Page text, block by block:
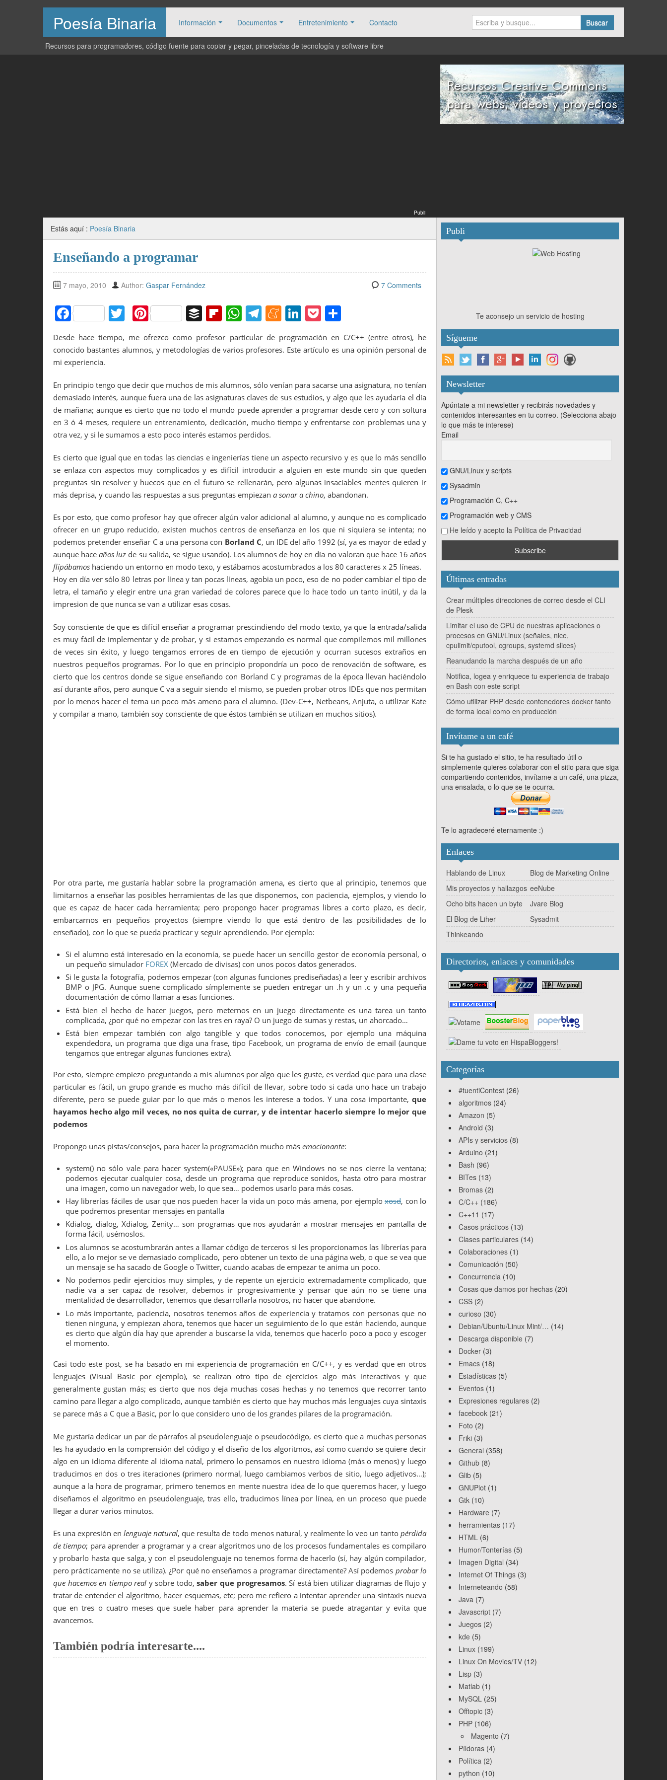
Poesía Binaria Información Documentos Entretenimiento Contacto Buscar
Recursos para programadores, código fuente para copiar y pegar, pinceladas de tecnología y software libre
Publi
Estás aquí : Poesía Binaria
Enseñando a programar
7 mayo, 2010 Author: Gaspar Fernández 7 Comments
F
a
c
e
b
o
o
k
T
itt
Pi
nt
er
e
B
uf
f
Fl
b
ar
d
W
h
at
s
p
p
T
el
e
a
m
M
n
a
m
e
Li
k
n
P
o
ck
o
m
tir
Desde hace tiempo, me ofrezco como profesor particular de programación en C/C++ (entre otros), he
conocido bastantes alumnos, y metodologías de varios profesores. Este artículo es una opinión personal de
mi experiencia.
En principio tengo que decir que muchos de mis alumnos, sólo venían para sacarse una asignatura, no tenían
demasiado interés, aunque fuera una de las asignaturas claves de sus estudios, y algo que les ayudaría el día
de mañana; aunque es cierto que no todo el mundo puede aprender a programar desde cero y con soltura
en 3 ó 4 meses, requiere un entrenamiento, dedicación, mucho tiempo y enfrentarse con problemas una y
otra vez, y si le sumamos a esto poco interés estamos perdidos.
Es cierto que igual que en todas las ciencias e ingenierías tiene un aspecto recursivo y es que lo más sencillo
se enlaza con aspectos muy complicados y es difícil introducir a alguien en este mundo sin que queden
preguntas sin resolver y huecos que en el futuro se rellenarán, pero algunas insaciables mentes quieren ir
más deprisa, y cuando las respuestas a sus preguntas empiezan a sonar a chino, abandonan.
Es por esto, que como profesor hay que ofrecer algún valor adicional al alumno, y aunque no es complicado
ofrecer en un grupo reducido, existen muchos centros de enseñanza en los que ni siquiera se intenta; no
podemos pretender enseñar C a una persona con Borland C, un IDE del año 1992 (sí, ya es mayor de edad y
aunque haceaños luz de su salida, se sigue usando). Los alumnos de hoy en día no valoran que hace 16 años
flipábamos haciendo un entorno en modo texo, y estábamos acostumbrados a los 80 caracteres x 25 líneas.
Hoy en día ver sólo 80 letras por línea y tan pocas líneas, agobia un poco, eso de no poder cambiar el tipo de
letra, el tamaño y elegir entre una gran variedad de colores parece que lo hace todo un tanto inútil, y da la
impresion de que nunca se van a utilizar esas cosas.
Soy consciente de que es difícil enseñar a programar prescindiendo del modo texto, ya que la entrada/salida
es muy fácil de implementar y de probar, y si estamos empezando es normal que compilemos mil millones
de veces sin éxito, y luego tengamos errores de en tiempo de ejecución y ocurran sucesos extraños en
nuestros pequeños programas. Por lo que en principio propondría un poco de renovación de software, es
cierto que los centros donde se sigue enseñando con Borland C y programas de la época llevan haciéndolo
así durante años, pero aunque C va a seguir siendo el mismo, se pueden probar otros IDEs que nos permitan
por lo menos hacer el tema un poco más ameno para el alumno. (Dev-C++, Netbeans, Anjuta, o utilizar Kate
y compilar a mano, también soy consciente de que éstos también se utilizan en muchos sitios).
Por otra parte, me gustaría hablar sobre la programación amena, es cierto que al principio, tenemos que
limitarnos a enseñar las posibles herramientas de las que disponemos, con paciencia, ejemplos, y viendo lo
que es capaz de hacer cada herramienta; pero propongo hacer programas libres a corto plazo, es decir,
embarcarnos en pequeños proyectos (siempre viendo lo que está dentro de las posibilidades de lo
enseñado), con lo que se pueda practicar y seguir aprendiendo. Por ejemplo:
Si el alumno está interesado en la economía, se puede hacer un sencillo gestor de economía personal, o
un pequeño simulador FOREX (Mercado de divisas) con unos pocos datos generados.
Si le gusta la fotografía, podemos empezar (con algunas funciones prediseñadas) a leer y escribir archivos
BMP o JPG. Aunque suene complicado símplemente se pueden entregar un .h y un .c y una pequeña
documentación de cómo llamar a esas funciones.
Está bien el hecho de hacer juegos, pero meternos en un juego directamente es una tarea un tanto
complicada, ¿por qué no empezar con las tres en raya? O un juego de sumas y restas, un ahorcado…
Está bien empezar también con algo tangible y que todos conocemos, por ejemplo una máquina
expendedora, un programa que diga una frase, tipo Facebook, un programa de envío de email (aunque
tengamos que entregar algunas funciones extra).
Por esto, siempre empiezo preguntando a mis alumnos por algo que les guste, es verdad que para una clase
particular es fácil, un grupo grande es mucho más difícil de llevar, sobre todo si cada uno hace un trabajo
diferente, pero se puede guiar por lo que más o menos les interese a todos. Y una cosa importante, que
hayamos hecho algo mil veces, no nos quita de currar, y de intentar hacerlo siempre lo mejor que
podemos
Propongo unas pistas/consejos, para hacer la programación mucho más emocionante:
system() no sólo vale para hacer system(«PAUSE»); para que en Windows no se nos cierre la ventana;
podemos ejecutar cualquier cosa, desde un programa que reproduce sonidos, hasta otro para mostrar
una imagen, como un navegador web, lo que sea… podemos usarlo para más cosas.
Hay librerías fáciles de usar que nos pueden hacer la vida un poco más amena, por ejemploxosd, con lo
que podremos presentar mensajes en pantalla
Kdialog, dialog, Xdialog, Zenity… son programas que nos ayudarán a mostrar mensajes en pantalla de
forma fácil, usémoslos.
Los alumnos se acostumbrarán antes a llamar código de terceros si les proporcionamos las librerías para
ello, a lo mejor se ve demasiado complicado, pero obtener un texto de una página web, o que se vea que
un mensaje se ha sacado de Google o Twitter, cuando acabas de empezar te anima un poco.
No podemos pedir ejercicios muy simples, y de repente un ejercicio extremadamente complicado, que
nadie va a ser capaz de resolver, debemos ir progresivamente y pensar que aún no se tiene una
mentalidad de desarrollador, tenemos que desarrollarla nosotros, no hacer que abandone.
Lo más importante, paciencia, nosotros tenemos años de experiencia y tratamos con personas que no
tienen ninguna, y empiezan ahora, tenemos que hacer un seguimiento de lo que están haciendo, aunque
es cierto que algún día hay que aprender a buscarse la vida, tenemos que hacerlo poco a poco y escoger
el momento.
Casi todo este post, se ha basado en mi experiencia de programación en C/C++, y es verdad que en otros
lenguajes (Visual Basic por ejemplo), se realizan otro tipo de ejercicios algo más interactivos y que
generalmente gustan más; es cierto que nos deja muchas cosas hechas y no tenemos que recorrer tanto
camino para llegar a algo complicado, aunque también es cierto que hay muchos más lenguajes cuya sintaxis
se parece más a C que a Basic, por lo que considero uno de los grandes pilares de la programación.
Me gustaría dedicar un par de párrafos al pseudolenguaje o pseudocódigo, es cierto que a muchas personas
les ha ayudado en la comprensión del código y el diseño de los algoritmos, así como cuando se quiere decir
algo en un idioma diferente al idioma natal, primero lo pensamos en nuestro idioma (más o menos) y luego
traducimos en dos o tres iteraciones (primero normal, luego cambiamos verbos de sitio, luego adjetivos…);
aunque a la hora de programar, primero tenemos en mente nuestra idea de lo que queremos hacer, y luego
diseñamos el algoritmo en pseudolenguaje, tras ello, traducimos línea por línea, en un proceso que puede
llegar a durar varios minutos.
Es una expresión enlenguaje natural, que resulta de todo menos natural, y realmente lo veo un tantopérdida
de tiempo; para aprender a programar y a crear algoritmos uno de los procesos fundamentales es compilaro
y probarlo hasta que salga, y con el pseudolenguaje no tenemos forma de hacerlo (sí, hay algún compilador,
pero prácticamente no se utiliza). ¿Por qué no enseñamos a programar directamente? Así podemos probar lo
que hacemos en tiempo real y sobre todo,saber que progresamos. Sí está bien utilizar diagramas de flujo y
tratar de entender el algoritmo, hacer esquemas, etc; pero me refiero a intentar aprender una sintaxis nueva
que en tres o cuatro meses que suele haber para aprender la materia se puede atragantar y evita que
avancemos.
También podría interesarte....
Publi
Te aconsejo un servicio de hosting
Sígueme
Newsletter
Apúntate a mi newsletter y recibirás novedades y
contenidos interesantes en tu correo. (Selecciona abajo
lo que más te interese)
Email
GNU/Linux y scripts
Sysadmin
Programación C, C++
Programación web y CMS
He leído y acepto la Política de Privacidad
Últimas entradas
Crear múltiples direcciones de correo desde el CLI
de Plesk
Limitar el uso de CPU de nuestras aplicaciones o
procesos en GNU/Linux (señales, nice,
cpulimit/cputool, cgroups, systemd slices)
Reanudando la marcha después de un año
Notifica, logea y enriquece tu experiencia de trabajo
en Bash con este script
Cómo utilizar PHP desde contenedores docker tanto
de forma local como en producción
Invítame a un café
Si te ha gustado el sitio, te ha resultado útil o
simplemente quieres colaborar con el sitio para que siga
compartiendo contenidos, invítame a un café, una pizza,
una ensalada, o lo que se te ocurra.
Te lo agradeceré eternamente :)
Enlaces
Hablando de Linux
Blog de Marketing Online
Mis proyectos y hallazgos eeNube
Ocho bits hacen un byte
Jvare Blog
El Blog de Liher
Sysadmit
Thinkeando
Directorios, enlaces y comunidades
Categorías
#tuentiContest (26)
algoritmos (24)
Amazon (5)
Android (3)
APIs y servicios (8)
Arduino (21)
Bash (96)
BITes (13)
Bromas (2)
C/C++ (186)
C++11 (17)
Casos prácticos (13)
Clases particulares (14)
Colaboraciones (1)
Comunicación (50)
Concurrencia (10)
Cosas que damos por hechas (20)
CSS (2)
curioso (30)
Debian/Ubuntu/Linux Mint/… (14)
Descarga disponible (7)
Docker (3)
Emacs (18)
Estadísticas (5)
Eventos (1)
Expresiones regulares (2)
facebook (21)
Foto (2)
Friki (3)
General (358)
Github (8)
Glib (5)
GNUPlot (1)
Gtk (10)
Hardware (7)
herramientas (17)
HTML (6)
Humor/Tonterías (5)
Imagen Digital (34)
Internet Of Things (3)
Interneteando (58)
Java (7)
Javascript (7)
Juegos (2)
kde (5)
Linux (199)
Linux On Movies/TV (12)
Lisp (3)
Matlab (1)
MySQL (25)
Offtopic (3)
PHP (106)
Magento (7)
Píldoras (4)
Política (2)
python (10)